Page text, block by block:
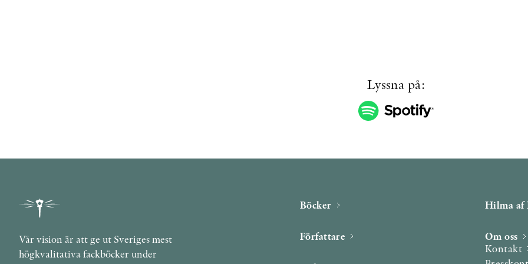
Lyssna på:
Vår vision är att ge ut Sveriges mest
högkvalitativa fackböcker under
Böcker
Författare
Hilma
Om oss
Kontakt